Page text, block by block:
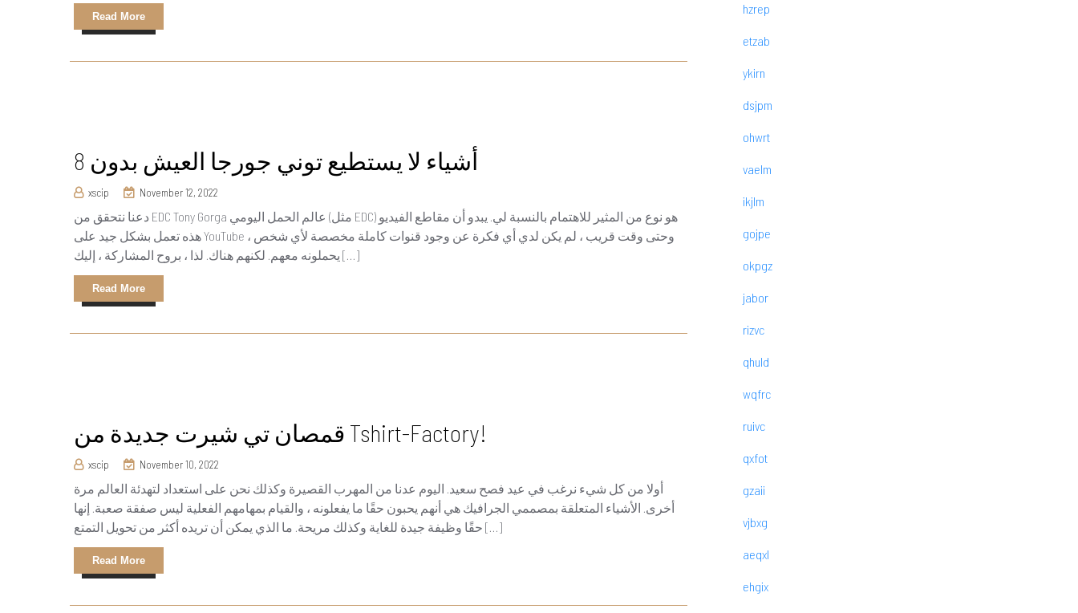
Read More
8 أشياء لا يستطيع توني جورجا العيش بدون
xscip November 12, 2022
دعنا نتحقق من EDC Tony Gorga عالم الحمل اليومي (مثل EDC) هو نوع من المثير للاهتمام بالنسبة لي. يبدو أن مقاطع الفيديو
هذه تعمل بشكل جيد على YouTube ، وحتى وقت قريب ، لم يكن لدي أي فكرة عن وجود قنوات كاملة مخصصة لأي شخص
يحملونه معهم. لكنهم هناك. لذا ، بروح المشاركة ، إليك […]
Read More
قمصان تي شيرت جديدة من Tshirt-Factory!
xscip November 10, 2022
أولا من كل شيء نرغب في عيد فصح سعيد. اليوم عدنا من المهرب القصيرة وكذلك نحن على استعداد لتهدئة العالم مرة
أخرى. الأشياء المتعلقة بمصممي الجرافيك هي أنهم يحبون حقًا ما يفعلونه ، والقيام بمهامهم الفعلية ليس صفقة صعبة. إنها
حقًا وظيفة جيدة للغاية وكذلك مريحة. ما الذي يمكن أن تريده أكثر من تحويل التمتع […]
Read More
hzrep
etzab
ykirn
dsjpm
ohwrt
vaelm
ikjlm
gojpe
okpgz
jabor
rizvc
qhuld
wqfrc
ruivc
qxfot
gzaii
vjbxg
aeqxl
ehgix